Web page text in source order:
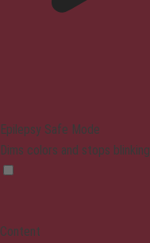
Epilepsy Safe Mode
Dims colors and stops blinking
Content